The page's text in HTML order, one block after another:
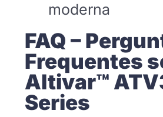
moderna
FAQ –
Frequentes
Altivar™
Series